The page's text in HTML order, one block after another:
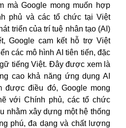
mà Google mong muốn hợp
phủ và các tổ chức tại Việt
triển của trí tuệ nhân tạo (AI)
Google cam kết hỗ trợ Việt
các mô hình AI tiên tiến, đặc
tiếng Việt. Đây được xem là
cao khả năng ứng dụng AI
được điều đó, Google mong
với Chính phủ, các tổ chức
nhằm xây dựng một hệ thống
phú, đa dạng và chất lượng